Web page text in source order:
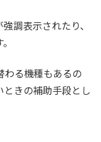
調表示されたり、
わる機種もあるの
きの補助手段とし